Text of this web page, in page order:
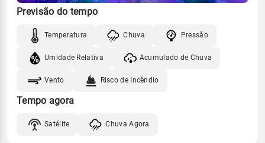
Previsão do tempo
Temperatura Chuva Pressão
Umidade Relativa Acumulado de Chuva
Vento Risco de Incêndio
Tempo agora
Satélite Chuva Agora